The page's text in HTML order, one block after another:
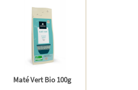
Maté Vert Bio 100g